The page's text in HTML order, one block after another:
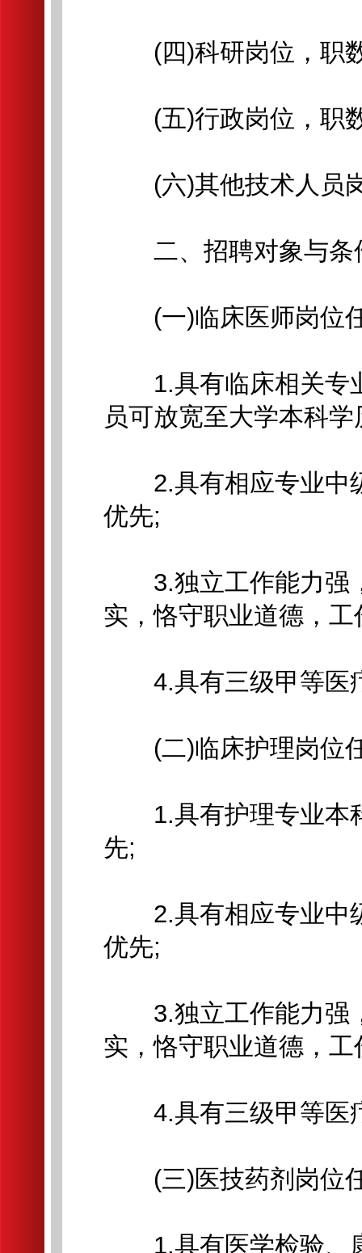
(四)科研岗位，职
(五)行政岗位，职
(六)其他技术人员
二、招聘对象与条
(一)临床医师岗位
1.具有临床相关专
员可放宽至大学本科学
2.具有相应专业中
优先;
3.独立工作能力强
实，恪守职业道德，
4.具有三级甲等医
(二)临床护理岗位
1.具有护理专业本
先;
2.具有相应专业中
优先;
3.独立工作能力强
实，恪守职业道德，
4.具有三级甲等医
(三)医技药剂岗位
1.具有医学检验、